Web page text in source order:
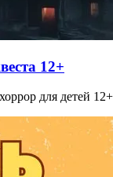
12+
для детей